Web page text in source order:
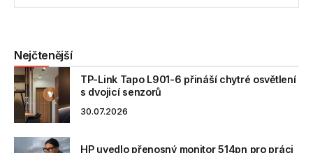
Nejčtenější
TP-Link Tapo L901-6 přináší chytré osvětlení
s dvojicí senzorů
30.07.2026
HP uvedlo přenosný monitor 514pn pro práci